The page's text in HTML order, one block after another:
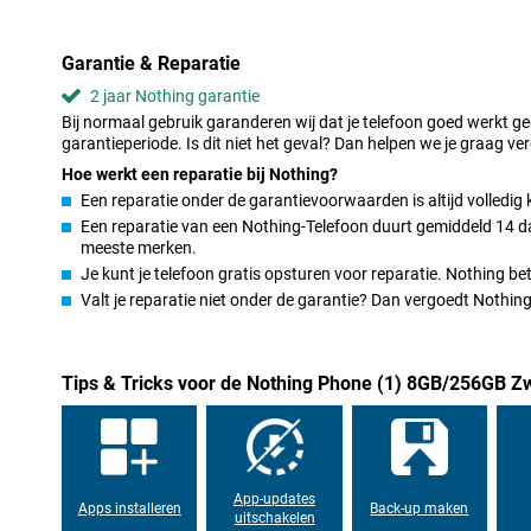
Dubbele 50MP-camera
De camera’s van de Nothing Phone (1) hebben beide een
je veel detail vast en zien je foto’s er altijd scherp uit, zelfs als je
allebei over beeldstabilisatie waardoor je stabiele video’s maakt
De camerasetup bestaat uit een hoofdlens die bedoeld is voor
ultragroothoeklens waarmee je net wat meer in één keer vast
video in 4K zodat je video’s altijd van goede kwaliteit zijn.
Eenvoudig ontgrendelen met je vinger of gezicht
Onder het display van deze Phone (1) zit een
snel en veilig te ontgrendelen. Daarnaast is het ook mogelijk om
Garantie & Reparatie
2 jaar Nothing garantie
Bij normaal gebruik garanderen wij dat je telefoon goed werkt
garantieperiode. Is dit niet het geval? Dan helpen we je graag
Hoe werkt een reparatie bij Nothing?
Een reparatie onder de garantievoorwaarden is altijd volledig
Een reparatie van een Nothing-Telefoon duurt gemiddeld 14
meeste merken.
Je kunt je telefoon gratis opsturen voor reparatie. Nothing
Valt je reparatie niet onder de garantie? Dan vergoedt
Tips & Tricks voor de Nothing Phone (1) 8GB/256GB
Apps installeren
App-updates
uitschakelen
Back-up maken